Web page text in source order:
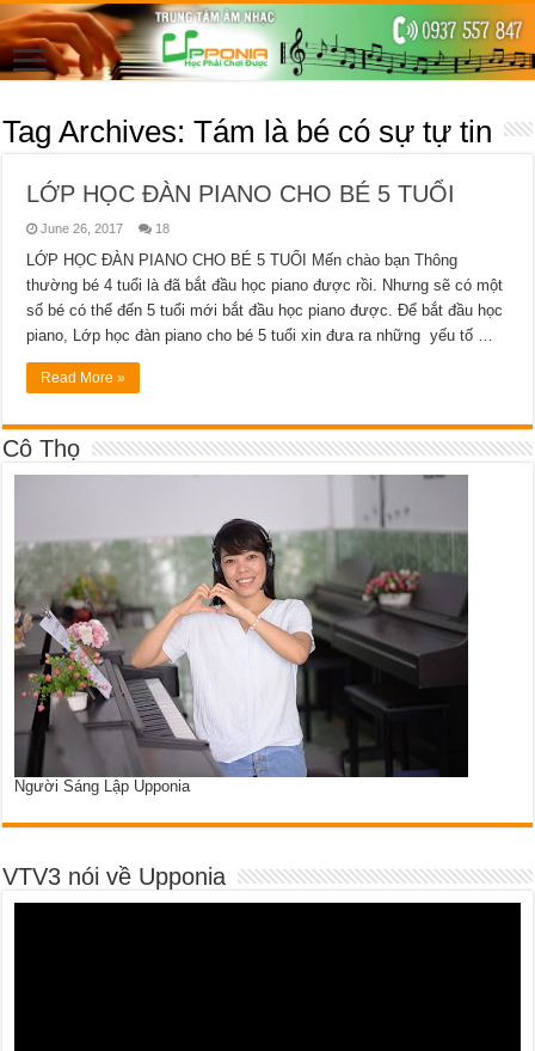
Tag Archives:Tám là bé có sự tự tin
LỚP HỌC ĐÀN PIANO CHO BÉ 5 TUỔI
June 26, 2017 18
LỚP HỌC ĐÀN PIANO CHO BÉ 5 TUỔI Mến chào bạn Thông
thường bé 4 tuổi là đã bắt đầu học piano được rồi. Nhưng sẽ có một
số bé có thể đến 5 tuổi mới bắt đầu học piano được. Để bắt đầu học
piano, Lớp học đàn piano cho bé 5 tuổi xin đưa ra những yếu tố …
Read More »
Cô Thọ
Người Sáng Lập Upponia
VTV3 nói về Upponia